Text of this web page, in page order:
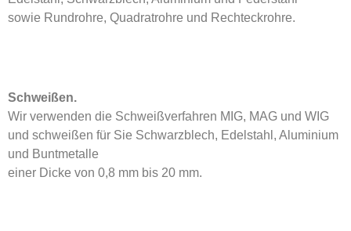
sowie Rundrohre, Quadratrohre und Rechteckrohre.
Schweißen.
Wir verwenden die Schweißverfahren MIG, MAG und WIG
und schweißen für Sie Schwarzblech, Edelstahl, Aluminium
und Buntmetalle
einer Dicke von 0,8 mm bis 20 mm.